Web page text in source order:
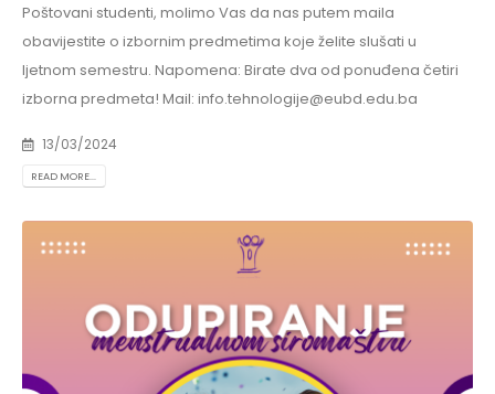
Poštovani studenti, molimo Vas da nas putem maila
obavijestite o izbornim predmetima koje želite slušati u
ljetnom semestru. Napomena: Birate dva od ponuđena četiri
izborna predmeta! Mail: info.tehnologije@eubd.edu.ba
13/03/2024
READ MORE...